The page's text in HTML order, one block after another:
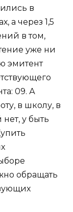
в
а через 1,5
в том,
уже ни
эмитент
09. А
в школу, в
у быть
обращать